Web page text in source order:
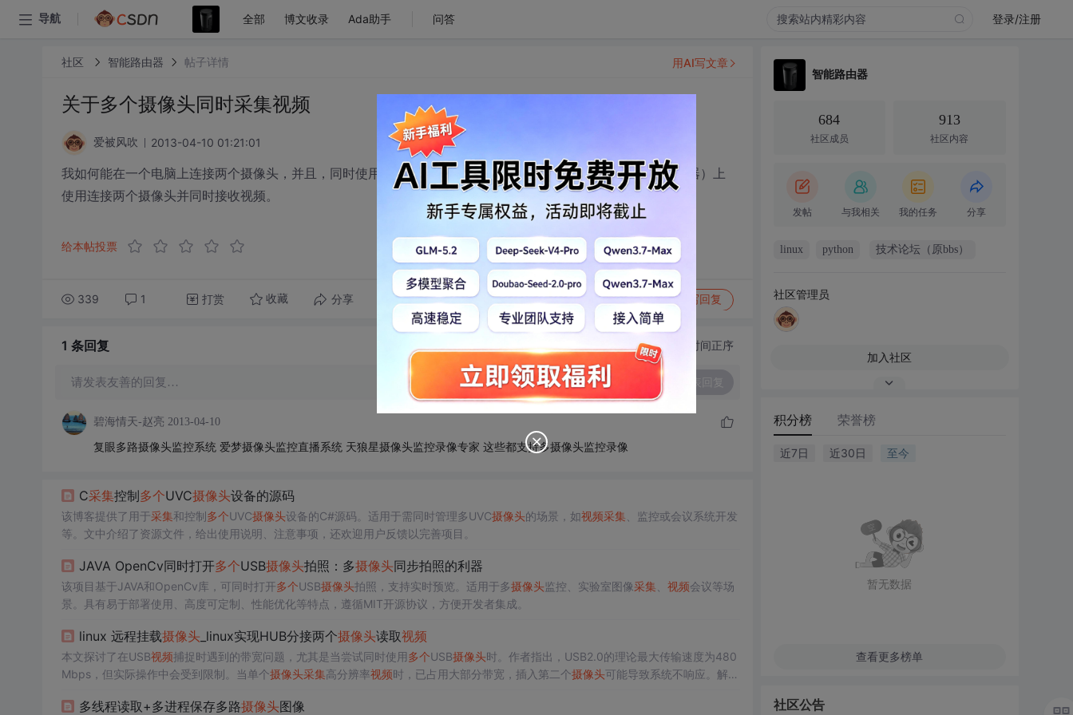
导航 全部 博文收录 Ada助手 问答 登录/注册
社区 智能路由器 帖子详情
关于多个摄像头同时采集视频
爱被风吹 2013-04-10 01:21:01
我如何能在一个电脑上连接两个摄像头，并且，同时使用。进一步做到可以某个设备（例如装有openwrt的路由器）上
使用连接两个摄像头并同时接收视频。
给本帖投票
339 1 打赏 收藏 分享 转发到动态 举报 写回复
用AI写文章
1 条回复 切换为时间正序
请发表友善的回复…
碧海情天-赵亮 2013-04-10
复眼多路摄像头监控系统 爱梦摄像头监控直播系统 天狼星摄像头监控录像专家 这些都支持多摄像头监控录像
C采集控制多个UVC摄像头设备的源码
该博客提供了用于采集和控制多个UVC摄像头设备的C#源码。适用于需同时管理多UVC摄像头的场景，如视频采集 、监控或会议系统开发
等。文中介绍了资源文件，给出使用说明、注意事项，还欢迎用户反馈以完善项目。
JAVA OpenCv同时打开多个USB摄像头拍照：多摄像头同步拍照的利器
该项目基于JAVA和OpenCv库，可同时打开多个USB摄像头拍照，支持实时预览。适用于多摄像头监控、实验室图像采集 视频会议等场
景。具有易于部署使用、高度可定制、性能优化等特点，遵循MIT开源协议，方便开发者集成。
linux 远程挂载摄像头 _linux实现HUB分接两个摄像头读取视频
本文探讨了在USB视频捕捉时遇到的带宽问题，尤其是当尝试同时使用多个USB摄像头时。作者指出，USB2.0的理论最大传输速度为480
Mbps，但实际操作中会受到限制。当单个摄像头采集高分辨率视频时，已占用大部分带宽，插入第二个摄像头可能导致系统不响应。解决
免驱动占用全部带宽，从而实现多个摄像头的稳定
多线程读取+多进程保存多路摄像头图像
智能路由器
684
社区成员
913
社区内容
发帖 与我相关 我的任务 分享
linux python 技术论坛（原bbs）
社区管理员
加入社区
积分榜 荣誉榜
近7日 近30日 至今
暂无数据
查看更多榜单
社区公告